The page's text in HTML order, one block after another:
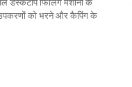
को भरने और कैपिंग के